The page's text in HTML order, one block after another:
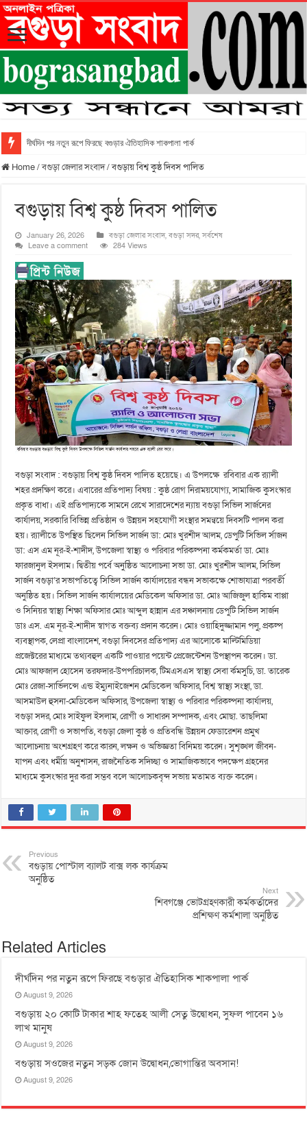
দীর্ঘদিন পর নতুন রূপে ফিরছে বগুড়ার ঐতিহাসিক শাকপালা পার্ক
Home/বগুড়া জেলার সংবাদ/বগুড়ায় বিশ্ব কুষ্ঠ দিবস পালিত
বগুড়ায় বিশ্ব কুষ্ঠ দিবস পালিত
January 26, 2026 বগুড়া জেলার সংবাদ,বগুড়া সদর,সর্বশেষ
Leave a comment
284 Views
বগুড়া সংবাদ : বগুড়ায় বিশ্ব কুষ্ঠ দিবস পালিত হয়েছে। এ উপলক্ষে রবিবার এক র‌্যালী
শহর প্রদক্ষিণ করে। এবারের প্রতিপাদ্য বিষয় : কুষ্ঠ রোগ নিরাময়যোগ্য, সামাজিক কুসংস্কার
প্রকৃত বাধা। এই প্রতিপাদ্যকে সামনে রেখে সারাদেশের ন্যায় বগুড়া সিভিল সার্জনের
কার্যালয়, সরকারি বিভিন্ন প্রতিষ্ঠান ও উন্নয়ন সহযোগী সংস্থার সমন্বয়ে দিবসটি পালন করা
হয়। র‌্যালীতে উপস্থিত ছিলেন সিভিল সার্জন ডা: মোঃ খুরশীদ আলম, ডেপুটি সিভিল র্সাজন
ডা: এস এম নূর-ই-শাদীদ, উপজেলা স্বাস্থ্য ও পরিবার পরিকল্পনা কর্মকমর্তা ডা. মোঃ
ফারজানুল ইসলাম। দ্বিতীয় পর্বে অনুষ্ঠিত আলোচনা সভা ডা. মোঃ খুরশীদ আলম, সিভিল
সার্জন বগুড়া’র সভাপতিত্বে সিভিল সার্জন কার্যালয়ের বন্ধন সভাকক্ষে শোভাযাত্রা পরবর্তী
অনুষ্ঠিত হয়। সিভিল সার্জন কার্যালয়ের মেডিকেল অফিসার ডা. মোঃ আজিজুল হাকিম বাপ্পা
ও সিনিয়র স্বাস্থ্য শিক্ষা অফিসার মোঃ আব্দুল হান্নান এর সঞ্চালনায় ডেপুটি সিভিল সার্জন
ডাঃ এস. এম নূর-ই-শাদীদ স্বাগত বক্তব্য প্রদান করেন। মোঃ ওয়াহিদুজ্জামান পলু, প্রকল্প
ব্যবস্থাপক, লেপ্রা বাংলাদেশ, বগুড়া দিবসের প্রতিপাদ্য এর আলোকে মাল্টিমিডিয়া
প্রজেক্টরের মাধ্যমে তথ্যবহুল একটি পাওয়ার পয়েন্ট প্রেজেন্টেশন উপস্থাপন করেন। ডা.
মোঃ আফজাল হোসেন তরফদার-উপপরিচালক, টিমএসএস স্বাস্থ্য সেবা র্কমসুচি, ডা. তারেক
মোঃ রেজা-সার্ভিলন্সে এন্ড ইম্যুনাইজেশন মেডিকেল অফিসার, বিশ্ব স্বাস্থ্য সংস্থা, ডা.
আসমাউল হুসনা-মেডিকেল অফিসার, উপজেলা স্বাস্থ্য ও পরিবার পরিকল্পনা কার্যালয়,
বগুড়া সদর, মোঃ সাইফুল ইসলাম, রোগী ও সাধারন সম্পাদক, এবং মোছা. তাছলিমা
আক্তার, রোগী ও সভাপতি, বগুড়া জেলা কুষ্ঠ ও প্রতিবন্ধি উন্নয়ন ফেডারেশন প্রমুখ
আলোচনায় অংশগ্রহণ করে কারন, লক্ষন ও অভিজ্ঞতা বিনিময় করেন। সুশৃঙ্খল জীবন-
যাপন এবং ধর্মীয় অনুশাসন, রাজনৈতিক সদিচ্ছা ও সামাজিকভাবে পদক্ষেপ গ্রহনের
মাধ্যমে কুসংস্কার দুর করা সম্ভব বলে আলোচকবৃন্দ সভায় মতামত ব্যক্ত করেন।
Previous
বগুড়ায় পোস্টাল ব্যালট বাক্স লক কার্যক্রম
অনুষ্ঠিত
Next
শিবগঞ্জে ভোটগ্রহণকারী কর্মকর্তাদের
প্রশিক্ষণ কর্মশালা অনুষ্ঠিত
Related Articles
দীর্ঘদিন পর নতুন রূপে ফিরছে বগুড়ার ঐতিহাসিক শাকপালা পার্ক
August 9, 2026
বগুড়ায় ২০ কোটি টাকার শাহ ফতেহ আলী সেতু উদ্বোধন, সুফল পাবেন ১৬
লাখ মানুষ
August 9, 2026
বগুড়ায় সওজের নতুন সড়ক জোন উদ্বোধন,ভোগান্তির অবসান!
August 9, 2026